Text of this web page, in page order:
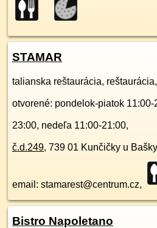
STAMAR
talianska reštaurácia,
otvorené: pondelok-piatok 11:00-22:00,
23:00, nedeľa 11:00-21:00,
č.d.249, 739 01 Kunčičky u Bašky
email: stamarest@centrum.cz,
Bistro Napoletano